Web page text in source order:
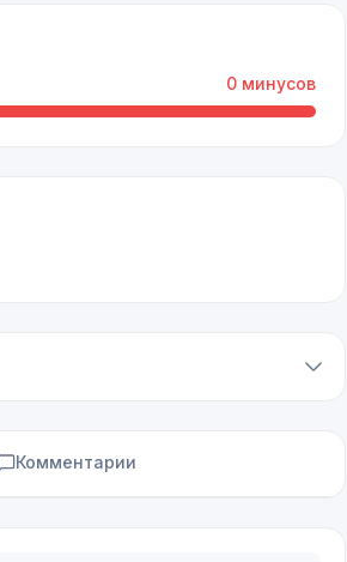
0 минусов
Комментарии